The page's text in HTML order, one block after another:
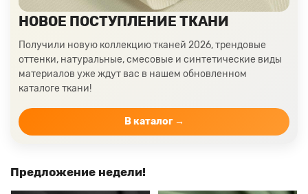
НОВОЕ ПОСТУПЛЕНИЕ ТКАНИ
Получили новую коллекцию тканей 2026, трендовые
оттенки, натуральные, смесовые и синтетические виды
материалов уже ждут вас в нашем обновленном
каталоге ткани!
В каталог →
Предложение недели!